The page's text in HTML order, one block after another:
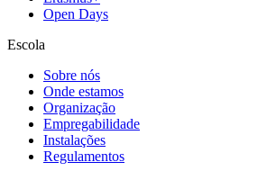
Open Days
Escola
Sobre nós
Onde estamos
Organização
Empregabilidade
Instalações
Regulamentos